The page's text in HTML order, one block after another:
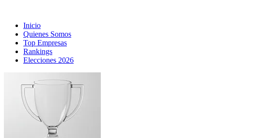
Inicio
Quienes Somos
Top Empresas
Rankings
Elecciones 2026